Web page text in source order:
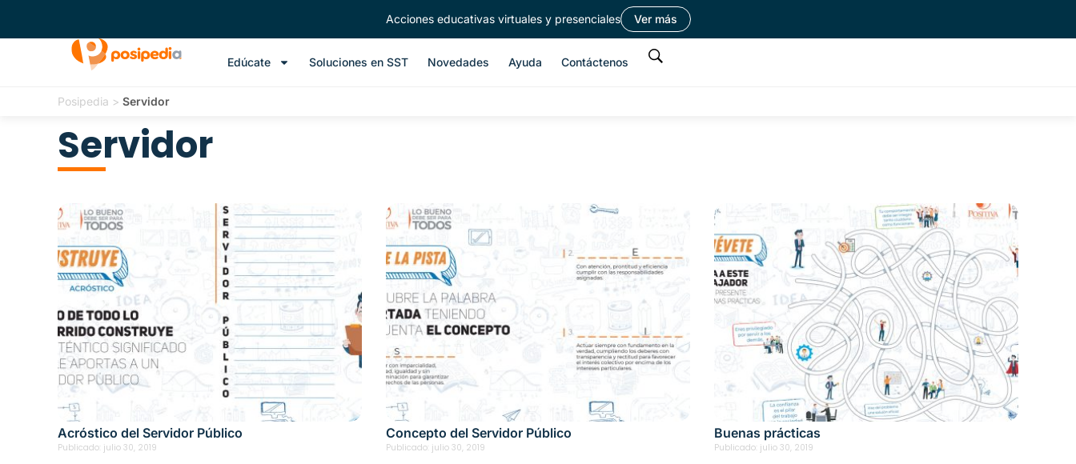
Acciones educativas virtuales y presenciales Ver más
Edúcate Soluciones en SST Novedades Ayuda Contáctenos
Posipedia > Servidor
Servidor
Acróstico del Servidor Público
Publicado: julio 30, 2019
Concepto del Servidor Público
Publicado: julio 30, 2019
Buenas prácticas
Publicado: julio 30, 2019